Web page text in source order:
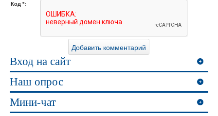
Код *:
Вход на сайт
Наш опрос
Мини-чат